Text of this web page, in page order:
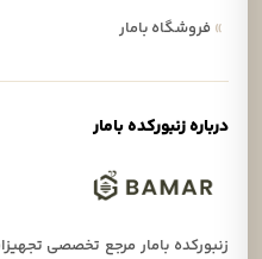
»فروشگاه بامار
درباره زنبورکده بامار
زنبورکده بامار مرجع تخصصی